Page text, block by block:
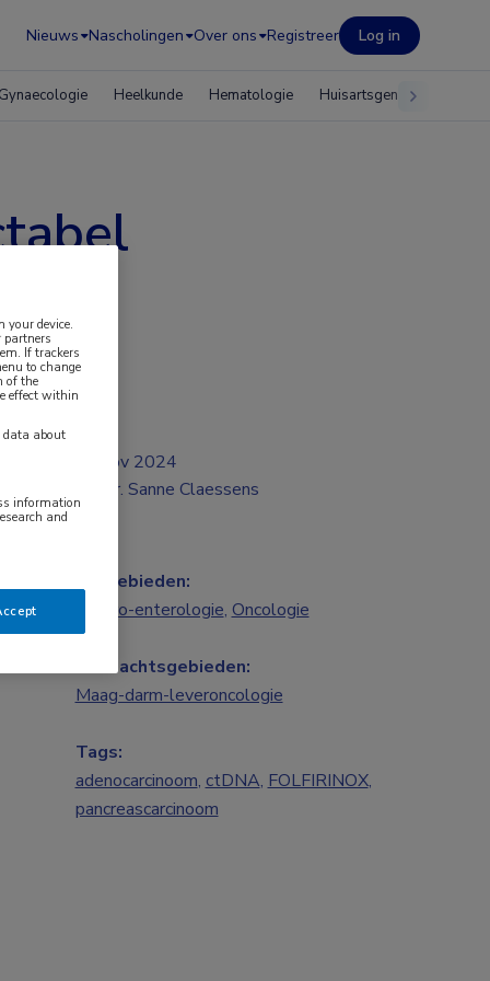
Nieuws Nascholingen Over ons Registreer Log in
Heelkunde Hematologie Huisartsgeneeskunde
nov 2024
Dr. Sanne Claessens
Vakgebieden:
Gastro-enterologie, Oncologie
Aandachtsgebieden:
Maag-darm-leveroncologie
Tags:
adenocarcinoom, ctDNA, FOLFIRINOX,
pancreascarcinoom
device.
partners
If trackers
to change
of the
effect within
data about
information
and